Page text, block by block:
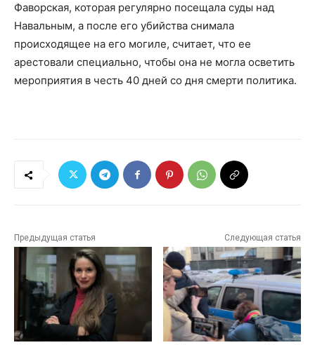
Фаворская, которая регулярно посещала суды над
Навальным, а после его убийства снимала
происходящее на его могиле, считает, что ее
арестовали специально, чтобы она не могла осветить
мероприятия в честь 40 дней со дня смерти политика.
Предыдущая статья Следующая статья